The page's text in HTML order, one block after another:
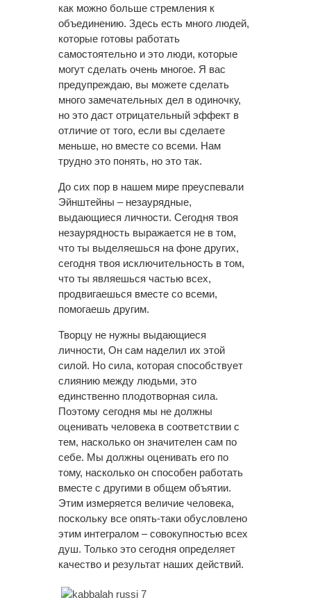
как можно больше стремления к
объединению. Здесь есть много людей,
которые готовы работать
самостоятельно и это люди, которые
могут сделать очень многое. Я вас
предупреждаю, вы можете сделать
много замечательных дел в одиночку,
но это даст отрицательный эффект в
отличие от того, если вы сделаете
меньше, но вместе со всеми. Нам
трудно это понять, но это так.
До сих пор в нашем мире преуспевали
Эйнштейны – незаурядные,
выдающиеся личности. Сегодня твоя
незаурядность выражается не в том,
что ты выделяешься на фоне других,
сегодня твоя исключительность в том,
что ты являешься частью всех,
продвигаешься вместе со всеми,
помогаешь другим.
Творцу не нужны выдающиеся
личности, Он сам наделил их этой
силой. Но сила, которая способствует
слиянию между людьми, это
единственно плодотворная сила.
Поэтому сегодня мы не должны
оценивать человека в соответствии с
тем, насколько он значителен сам по
себе. Мы должны оценивать его по
тому, насколько он способен работать
вместе с другими в общем объятии.
Этим измеряется величие человека,
поскольку все опять-таки обусловлено
этим интегралом – совокупностью всех
душ. Только это сегодня определяет
качество и результат наших действий.